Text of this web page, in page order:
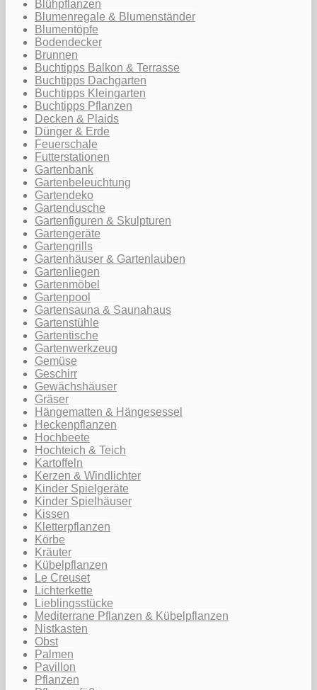
Blühpflanzen
Blumenregale & Blumenständer
Blumentöpfe
Bodendecker
Brunnen
Buchtipps Balkon & Terrasse
Buchtipps Dachgarten
Buchtipps Kleingarten
Buchtipps Pflanzen
Decken & Plaids
Dünger & Erde
Feuerschale
Futterstationen
Gartenbank
Gartenbeleuchtung
Gartendeko
Gartendusche
Gartenfiguren & Skulpturen
Gartengeräte
Gartengrills
Gartenhäuser & Gartenlauben
Gartenliegen
Gartenmöbel
Gartenpool
Gartensauna & Saunahaus
Gartenstühle
Gartentische
Gartenwerkzeug
Gemüse
Geschirr
Gewächshäuser
Gräser
Hängematten & Hängesessel
Heckenpflanzen
Hochbeete
Hochteich & Teich
Kartoffeln
Kerzen & Windlichter
Kinder Spielgeräte
Kinder Spielhäuser
Kissen
Kletterpflanzen
Körbe
Kräuter
Kübelpflanzen
Le Creuset
Lichterkette
Lieblingsstücke
Mediterrane Pflanzen & Kübelpflanzen
Nistkasten
Obst
Palmen
Pavillon
Pflanzen